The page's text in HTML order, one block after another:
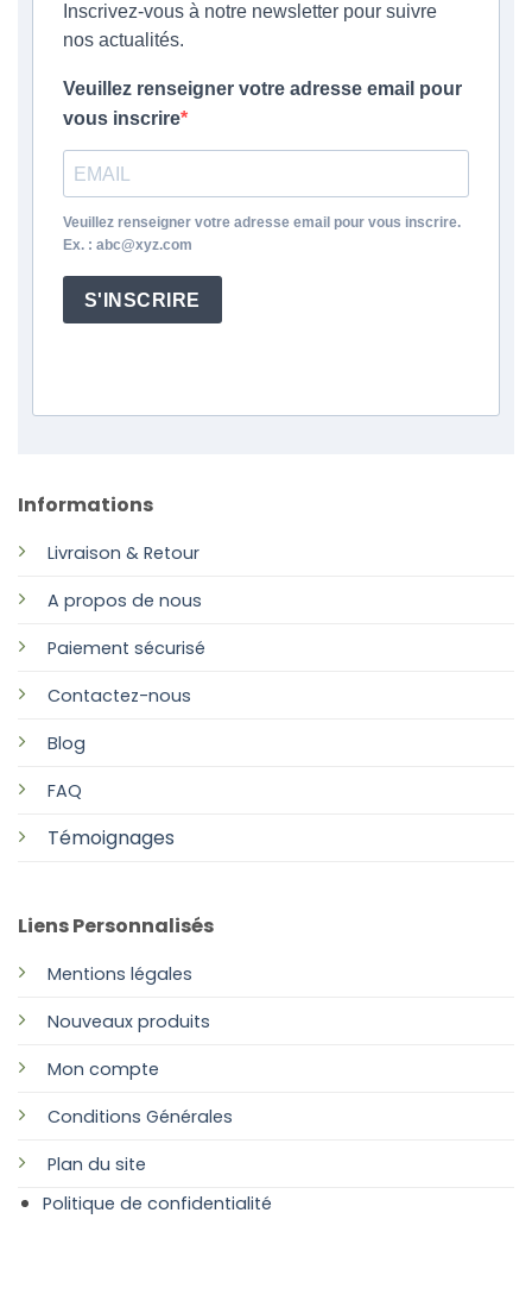
Informations
Livraison & Retour
A propos de nous
Paiement sécurisé
Contactez-nous
Blog
FAQ
Témoignages
Liens Personnalisés
Mentions légales
Nouveaux produits
Mon compte
Conditions Générales
Plan du site
Politique de confidentialité
Inscrivez-vous à notre newsletter pour suivre
nos actualités.
Veuillez renseigner votre adresse email pour
vous inscrire
Veuillez renseigner votre adresse email pour vous inscrire.
Ex. : abc@xyz.com
S'INSCRIRE